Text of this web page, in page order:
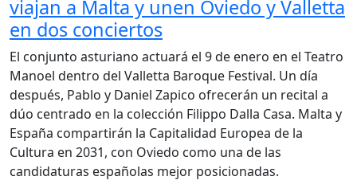
viajan a Malta y unen Oviedo y Valletta
en dos conciertos
El conjunto asturiano actuará el 9 de enero en el Teatro
Manoel dentro del Valletta Baroque Festival. Un día
después, Pablo y Daniel Zapico ofrecerán un recital a
dúo centrado en la colección Filippo Dalla Casa. Malta y
España compartirán la Capitalidad Europea de la
Cultura en 2031, con Oviedo como una de las
candidaturas españolas mejor posicionadas.